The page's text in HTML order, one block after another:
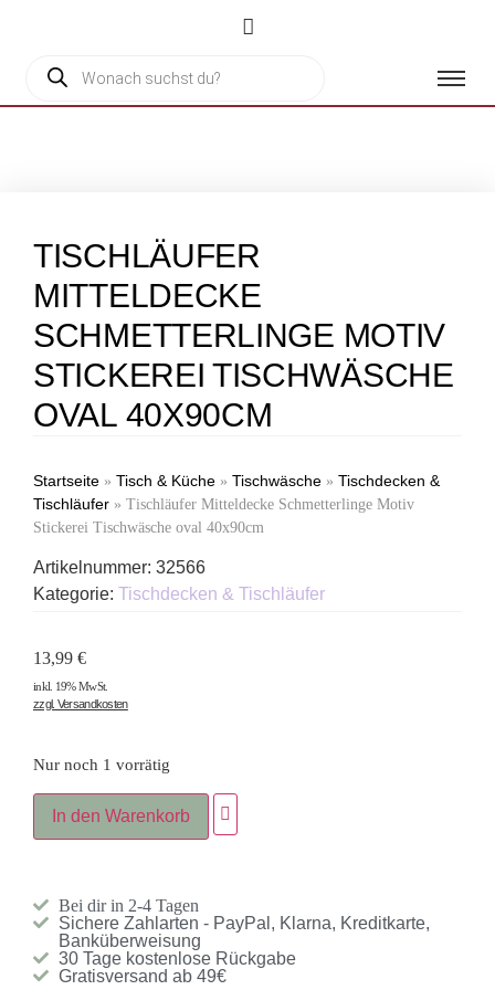
TISCHLÄUFER
MITTELDECKE
SCHMETTERLINGE MOTIV
STICKEREI TISCHWÄSCHE
OVAL 40X90CM
Startseite » Tisch & Küche » Tischwäsche » Tischdecken &
Tischläufer » Tischläufer Mitteldecke Schmetterlinge Motiv
Stickerei Tischwäsche oval 40x90cm
Artikelnummer: 32566
Kategorie: Tischdecken & Tischläufer
13,99 €
inkl. 19% MwSt.
zzgl. Versandkosten
Nur noch 1 vorrätig
In den Warenkorb
Bei dir in 2-4 Tagen
Sichere Zahlarten - PayPal, Klarna, Kreditkarte,
Banküberweisung
30 Tage kostenlose Rückgabe
Gratisversand ab 49€